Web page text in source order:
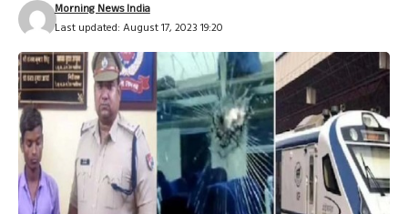
Last updated: August 17, 2023 19:20
Morning News India